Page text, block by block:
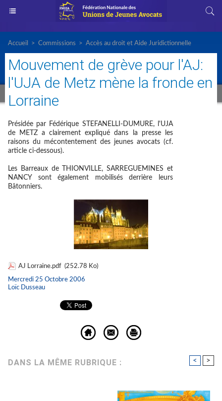
Accueil > Commissions > Accès au droit et Aide Juridictionnelle
Mouvement de grève pour l'AJ:
l'UJA de Metz mène la fronde en
Lorraine
Présidée par Fédérique STEFANELLI-DUMURE, l'UJA
de METZ a clairement expliqué dans la presse les
raisons du mécontentement des jeunes avocats (cf.
article ci-dessous).
Les Barreaux de THIONVILLE, SARREGUEMINES et
NANCY sont également mobilisés derrière leurs
Bâtonniers.
AJ Lorraine.pdf (252.78 Ko)
Mercredi 25 Octobre 2006
Loïc Dusseau
DANS LA MÊME RUBRIQUE : < >